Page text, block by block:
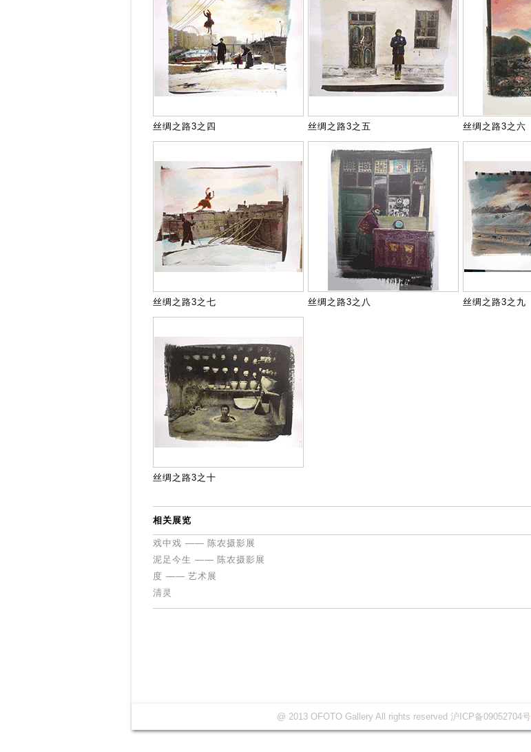
丝绸之路3之四 丝绸之路3之五 丝绸之路3之六
丝绸之路3之七 丝绸之路3之八 丝绸之路3之九
丝绸之路3之十
相关展览
戏中戏 —— 陈农摄影展
泥足今生 —— 陈农摄影展
度 —— 艺术展
清灵
@ 2013 OFOTO Gallery All rights reserved 沪ICP备09052704号